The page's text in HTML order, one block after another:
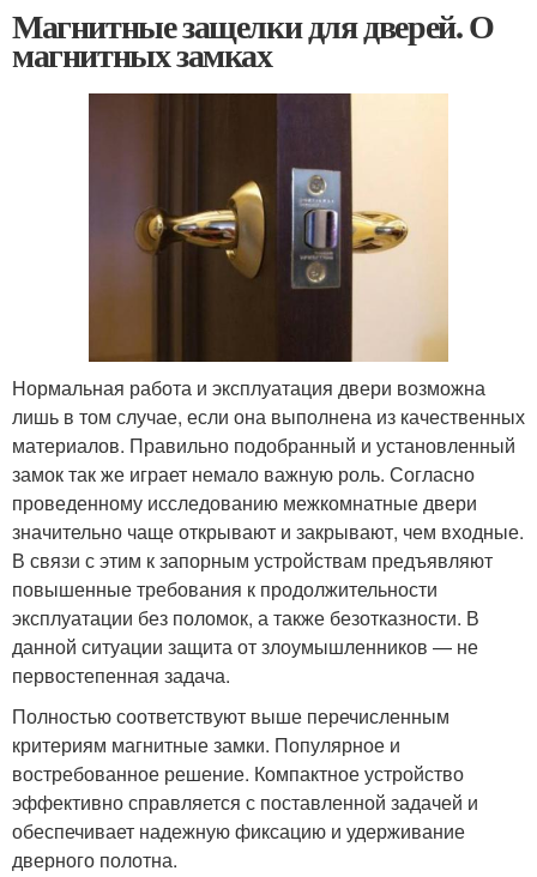
Магнитные защелки для дверей. О
магнитных замках
Нормальная работа и эксплуатация двери возможна
лишь в том случае, если она выполнена из качественных
материалов. Правильно подобранный и установленный
замок так же играет немало важную роль. Согласно
проведенному исследованию межкомнатные двери
значительно чаще открывают и закрывают, чем входные.
В связи с этим к запорным устройствам предъявляют
повышенные требования к продолжительности
эксплуатации без поломок, а также безотказности. В
данной ситуации защита от злоумышленников — не
первостепенная задача.
Полностью соответствуют выше перечисленным
критериям магнитные замки. Популярное и
востребованное решение. Компактное устройство
эффективно справляется с поставленной задачей и
обеспечивает надежную фиксацию и удерживание
дверного полотна.